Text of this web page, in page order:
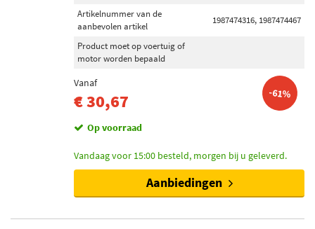
Artikelnummer van de
aanbevolen artikel
1987474316, 1987474467
Product moet op voertuig of
motor worden bepaald
Vanaf
€ 30,67 -61%
Op voorraad
Vandaag voor 15:00 besteld, morgen bij u geleverd.
Aanbiedingen